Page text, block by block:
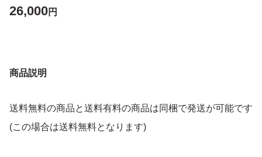
26,000円
商品説明
送料無料の商品と送料有料の商品は同梱で発送が可能です
(この場合は送料無料となります)